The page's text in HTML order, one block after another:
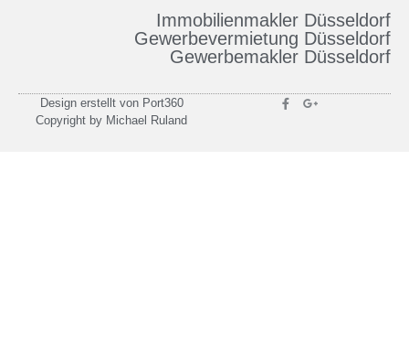
Immobilienmakler Düsseldorf
Gewerbevermietung Düsseldorf
Gewerbemakler Düsseldorf
Design erstellt von Port360
Copyright by Michael Ruland